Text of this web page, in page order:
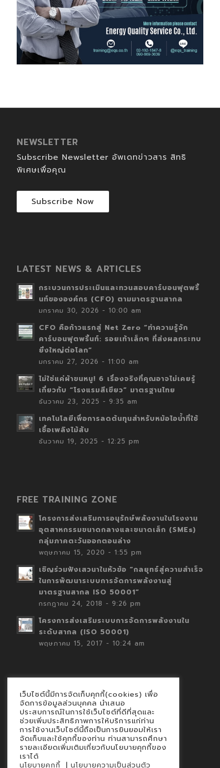
NEWSLETTER
Subscribe Newsletter อัพเดทข่าวสาร สิทธิ
พิเศษเพื่อคุณ
Subscribe Now
LATEST NEWS & ARTICLES
กระบวนการประเมินและทวนสอบคาร์บอนฟุตพริ้
นท์ขององค์กร (CFO) ตามมาตรฐานสากล
มกราคม 30, 2026 - 10:00 am
CFO คือก้าวแรกสู่ Net Zero “ทำความรู้จัก
คาร์บอนฟุตพริ้นท์: รอยเท้าเล็กๆ ที่ส่งผลกระทบ
ยิ่งใหญ่ต่อโลก”
มกราคม 27, 2026 - 11:00 am
ไม่ใช่แค่ผ้าขนหนู! 6 เรื่องจริงที่คุณอาจไม่เคยรู้
เกี่ยวกับ “โรงแรมสีเขียว” มาตรฐานไทย
ธันวาคม 23, 2025 - 9:35 am
เทคโนโลยีเพื่อการลดต้นทุนสำหรับหม้อไอน้ำที่ใช้
เชื้อเพลิงไม้สับ
ธันวาคม 19, 2025 - 12:25 pm
FREE TRAINING ZONE
โครงการส่งเสริมการอนุรักษ์พลังงานในโรงงาน
อุตสาหกรรมขนาดกลางและขนาดเล็ก (SMEs)
กลุ่มภาคตะวันออกตอนล่าง
พฤษภาคม 15, 2020 - 1:55 pm
เชิญร่วมฟังเสวนาในหัวข้อ “กลยุทธ์สู่ความสำเร็จ
ในการพัฒนาระบบการจัดการพลังงานสู่
มาตรฐานสากล ISO 50001”
กรกฎาคม 24, 2018 - 9:26 pm
โครงการส่งเสริมระบบการจัดการพลังงานใน
ระดับสากล (ISO 50001)
พฤษภาคม 15, 2017 - 10:24 am
Contact
นโยบายคุกกี้
นโยบายข้อมูลส่วนบุคคล
เว็บไซต์นี้มีการจัดเก็บคุกกี้(cookies) เพื่อ
จัดการข้อมูลส่วนบุคคล นำเสนอ
ประสบการณ์ในการใช้เว็บไซต์ที่ดีที่สุดและ
ช่วยเพิ่มประสิทธิภาพการให้บริการแก่ท่าน
การใช้งานเว็บไซต์นี้ถือเป็นการยินยอมให้เรา
จัดเก็บและใช้คุกกี้ของท่าน ท่านสามารถศึกษา
รายละเอียดเพิ่มเติมเกี่ยวกับนโยบายคุกกี้ของ
เราได้
นโยบายคุกกี้ | นโยบายความเป็นส่วนตัว